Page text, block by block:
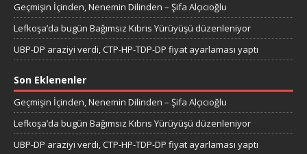
Geçmişin İçinden, Nenemin Dilinden – Şifa Alçıcıoğlu
Lefkoşa’da bugün Bağımsız Kıbrıs Yürüyüşü düzenleniyor
UBP-DP araziyi verdi, CTP-HP-TDP-DP fiyat ayarlaması yaptı
Son Eklenenler
Geçmişin İçinden, Nenemin Dilinden – Şifa Alçıcıoğlu
Lefkoşa’da bugün Bağımsız Kıbrıs Yürüyüşü düzenleniyor
UBP-DP araziyi verdi, CTP-HP-TDP-DP fiyat ayarlaması yaptı